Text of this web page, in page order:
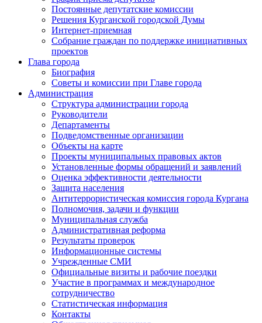
Постоянные депутатские комиссии
Решения Курганской городской Думы
Интернет-приемная
Собрание граждан по поддержке инициативных
проектов
Глава города
Биография
Советы и комиссии при Главе города
Администрация
Структура администрации города
Руководители
Департаменты
Подведомственные организации
Объекты на карте
Проекты муниципальных правовых актов
Установленные формы обращений и заявлений
Оценка эффективности деятельности
Защита населения
Антитеррористическая комиссия города Кургана
Полномочия, задачи и функции
Муниципальная служба
Административная реформа
Результаты проверок
Информационные системы
Учрежденные СМИ
Официальные визиты и рабочие поездки
Участие в программах и международное
сотрудничество
Статистическая информация
Контакты